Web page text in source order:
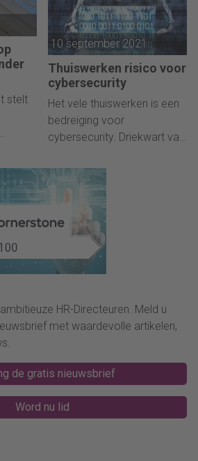
stelt
10 september 2021
Thuiswerken risico voor
cybersecurity
Het vele thuiswerken is een
bedreiging voor
cybersecurity. Driekwart van
organisaties hierdoor meer
zijn blootgesteld aan
gegevensverlies als gevolg
van aanvallen op de ICT-
omgeving.
HR-Directeuren. Meld u
met waardevolle artikelen,
de gratis nieuwsbrief
Word nu lid